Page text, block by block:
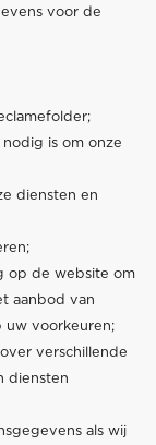
voor de
is om onze
diensten en
op de website om
aanbod van
uw voorkeuren;
verschillende
diensten
als wij